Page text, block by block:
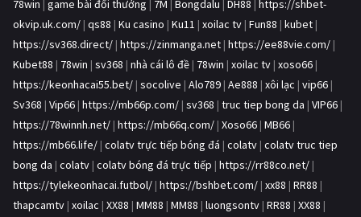
78win | game bài đổi thưởng | 7M | Bongdalu | DH88 | https://shbet-
okvip.uk.com/ | qs88 | Ku casino | Ku11 | xoilac tv | Fun88 | kubet |
https://sv368.direct/ | https://zinmanga.net | https://ee88vie.com/ |
Kubet88 | 78win | sv368 | nhà cái lô đề | 78win | xoilac tv | xoso66 |
https://keonhacai55.bet/ | socolive | Alo789 | Ae888 | xôi lạc | vip66 |
Sv368 | Vip66 | https://mb66p.com/ | sv368 | truc tiep bong da | VIP66 |
https://78winnh.net/ | https://mb66q.com/ | Xoso66 | MB66 |
https://mb66.life/ | colatv trực tiếp bóng đá | colatv | colatv truc tiep
bong da | colatv | colatv bóng đá trực tiếp | https://rr88co.net/ |
https://tylekeonhacai.futbol/ | https://bshbet.com/ | xx88 | RR88 |
thapcamtv | xoilac | XX88 | MM88 | MM88 | luongsontv | RR88 | XX88 |